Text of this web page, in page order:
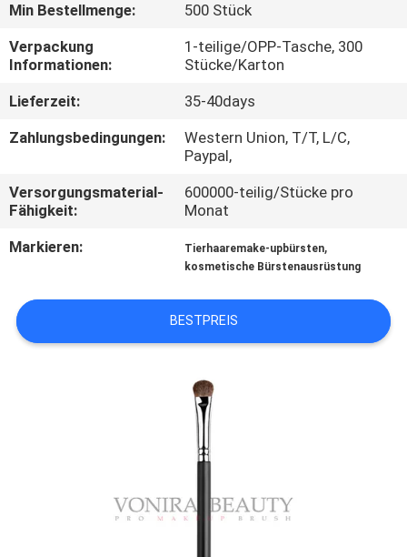
SITEMAP
PRIVACY
POLICY
Min Bestellmenge:
500 Stück
Verpackung
Informationen:
1-teilige/OPP-Tasche, 300
Stücke/Karton
Lieferzeit:
35-40days
Zahlungsbedingungen:
Western Union, T/T, L/C,
Paypal,
Versorgungsmaterial-
Fähigkeit:
600000-teilig/Stücke pro
Monat
Markieren:
Tierhaaremake-upbürsten,
kosmetische Bürstenausrüstung
BESTPREIS